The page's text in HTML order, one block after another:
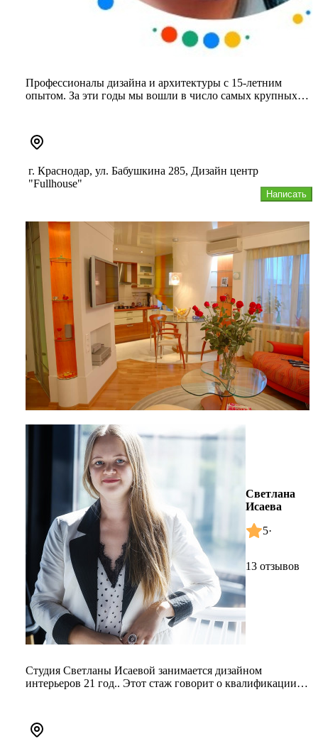
Профессионалы дизайна и архитектуры с 15-летним
опытом. За эти годы мы вошли в число самых крупных
Написать
г. Краснодар, ул. Бабушкина 285, Дизайн центр
"Fullhouse"
Светлана
Исаева
5·
13 отзывов
Студия Светланы Исаевой занимается дизайном
интерьеров 21 год.. Этот стаж говорит о квалификации